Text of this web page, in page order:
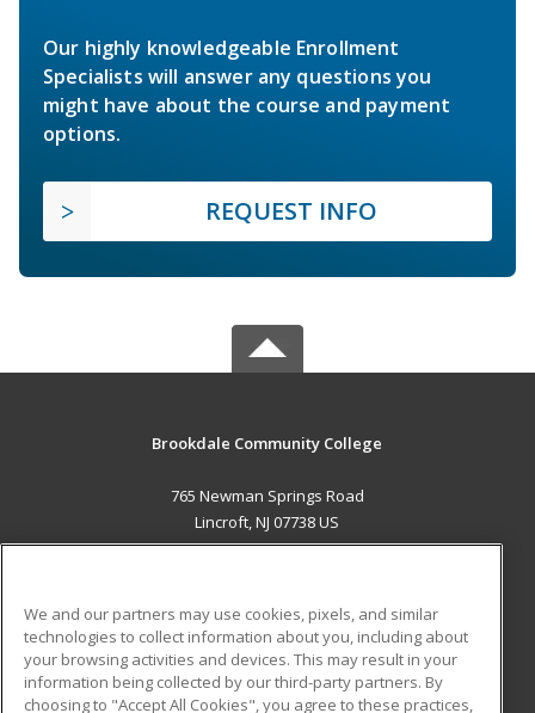
Our highly knowledgeable Enrollment
Specialists will answer any questions you
might have about the course and payment
options.
REQUEST INFO
Brookdale Community College
765 Newman Springs Road
Lincroft, NJ 07738 US
ADDITIONAL RESOURCES
Military
Student Blog
We and our partners may use cookies, pixels, and similar
technologies to collect information about you, including about
your browsing activities and devices. This may result in your
information being collected by our third-party partners. By
choosing to "Accept All Cookies", you agree to these practices,